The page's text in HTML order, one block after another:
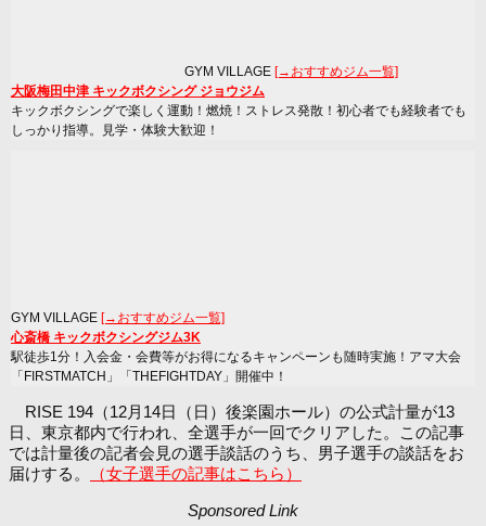
GYM VILLAGE [→おすすめジム一覧]
大阪梅田中津 キックボクシング ジョウジム
キックボクシングで楽しく運動！燃焼！ストレス発散！初心者でも経験者でも
しっかり指導。見学・体験大歓迎！
GYM VILLAGE [→おすすめジム一覧]
心斎橋 キックボクシングジム3K
駅徒歩1分！入会金・会費等がお得になるキャンペーンも随時実施！アマ大会
「FIRSTMATCH」「THEFIGHTDAY」開催中！
RISE 194（12月14日（日）後楽園ホール）の公式計量が13
日、東京都内で行われ、全選手が一回でクリアした。この記事
では計量後の記者会見の選手談話のうち、男子選手の談話をお
届けする。
（女子選手の記事はこちら）
Sponsored Link